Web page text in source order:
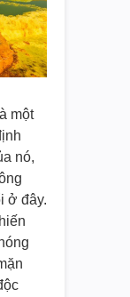
một
nó,
ở đây.